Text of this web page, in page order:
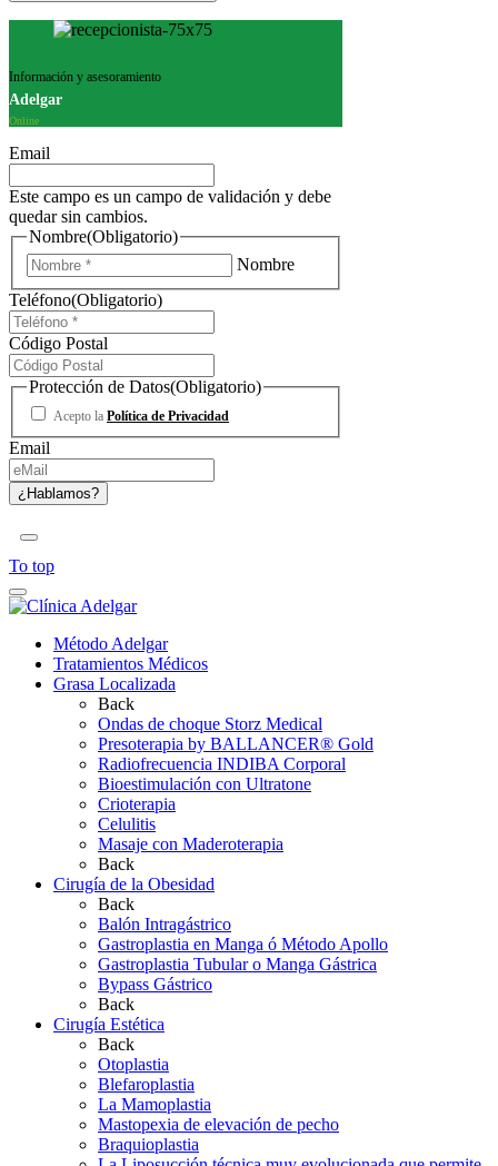
Información y asesoramiento
Adelgar
Online
Email
Este campo es un campo de validación y debe
quedar sin cambios.
Nombre(Obligatorio)
Nombre
Teléfono(Obligatorio)
Código Postal
Protección de Datos(Obligatorio)
Acepto la Política de Privacidad
Email
To top
Método Adelgar
Tratamientos Médicos
Grasa Localizada
Back
Ondas de choque Storz Medical
Presoterapia by BALLANCER® Gold
Radiofrecuencia INDIBA Corporal
Bioestimulación con Ultratone
Crioterapia
Celulitis
Masaje con Maderoterapia
Back
Cirugía de la Obesidad
Back
Balón Intragástrico
Gastroplastia en Manga ó Método Apollo
Gastroplastia Tubular o Manga Gástrica
Bypass Gástrico
Back
Cirugía Estética
Back
Otoplastia
Blefaroplastia
La Mamoplastia
Mastopexia de elevación de pecho
Braquioplastia